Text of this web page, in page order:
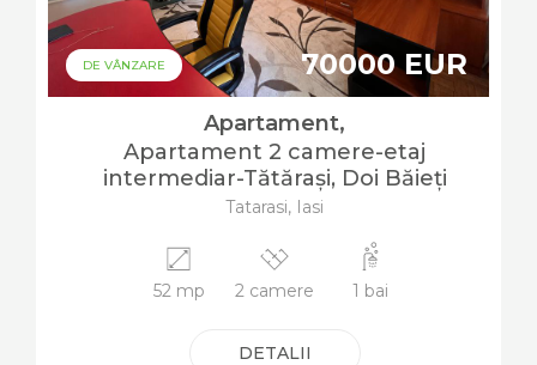
DE VÂNZARE 70000 EUR
Apartament,
Apartament 2 camere-etaj
intermediar-Tătărași, Doi Băieți
Tatarasi, Iasi
52 mp 2 camere 1 bai
DETALII